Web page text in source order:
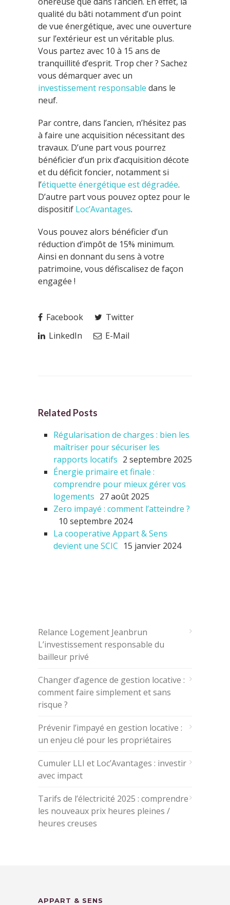
qualité du bâti notamment d’un point
de vue énergétique, avec une ouverture
sur l’extérieur est un véritable plus.
Vous partez avec 10 à 15 ans de
tranquillité d’esprit. Trop cher ? Sachez
vous démarquer avec un
investissement responsable dans le
neuf.
Par contre, dans l’ancien, n’hésitez pas
à faire une acquisition nécessitant des
travaux. D’une part vous pourrez
bénéficier d’un prix d’acquisition décote
et du déficit foncier, notamment si
l’étiquette énergétique est dégradée.
D’autre part vous pouvez optez pour le
dispositif Loc’Avantages.
Vous pouvez alors bénéficier d’un
réduction d’impôt de 15% minimum.
Ainsi en donnant du sens à votre
patrimoine, vous défiscalisez de façon
engagée !
Facebook
Twitter
LinkedIn
E-Mail
Related Posts
Régularisation de charges : bien les
maîtriser pour sécuriser les
rapports locatifs 2 septembre 2025
Énergie primaire et finale :
comprendre pour mieux gérer vos
logements 27 août 2025
Zero impayé : comment l’atteindre ?
10 septembre 2024
La cooperative Appart & Sens
devient une SCIC 15 janvier 2024
Relance Logement Jeanbrun
L’investissement responsable du
bailleur privé
Changer d’agence de gestion locative :
comment faire simplement et sans
risque ?
Prévenir l’impayé en gestion locative :
un enjeu clé pour les propriétaires
Cumuler LLI et Loc’Avantages : investir
avec impact
Tarifs de l’électricité 2025 : comprendre
les nouveaux prix heures pleines /
heures creuses
APPART & SENS